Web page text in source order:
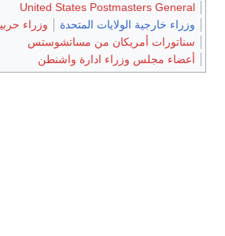
United States Postmasters General
وزراء خارجية الولايات المتحدة
وزراء
سناتورات أمريكان من مساتشوستس
أعضاء مجلس وزراء ادارة واشنطن